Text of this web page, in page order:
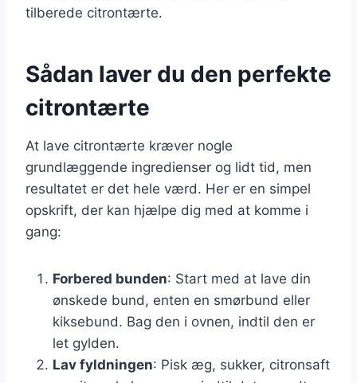
tilberede citrontærte.
Sådan laver du den perfekte
citrontærte
At lave citrontærte kræver nogle
grundlæggende ingredienser og lidt tid, men
resultatet er det hele værd. Her er en simpel
opskrift, der kan hjælpe dig med at komme i
gang:
Forbered bunden: Start med at lave din
ønskede bund, enten en smørbund eller
kiksebund. Bag den i ovnen, indtil den er
let gylden.
Lav fyldningen: Pisk æg, sukker, citronsaft